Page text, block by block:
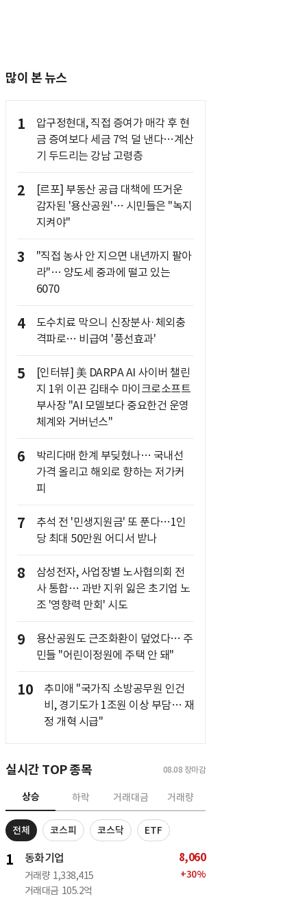
많이 본 뉴스
1
압구정현대, 직접 증여가 매각 후 현
금 증여보다 세금 7억 덜 낸다…계산
기 두드리는 강남 고령층
2
[르포] 부동산 공급 대책에 뜨거운
감자된 '용산공원'… 시민들은 "녹지
지켜야"
3
"직접 농사 안 지으면 내년까지 팔아
라"… 양도세 중과에 떨고 있는
6070
4
도수치료 막으니 신장분사·체외충
격파로… 비급여 '풍선효과'
5
[인터뷰] 美 DARPA AI 사이버 챌린
지 1위 이끈 김태수 마이크로소프트
부사장 "AI 모델보다 중요한건 운영
체계와 거버넌스"
6
박리다매 한계 부딪혔나… 국내선
가격 올리고 해외로 향하는 저가커
피
7
추석 전 '민생지원금' 또 푼다…1인
당 최대 50만원 어디서 받나
8
삼성전자, 사업장별 노사협의회 전
사 통합… 과반 지위 잃은 초기업 노
조 '영향력 만회' 시도
9
용산공원도 근조화환이 덮었다… 주
민들 "어린이정원에 주택 안 돼"
10
추미애 "국가직 소방공무원 인건
비, 경기도가 1조원 이상 부담… 재
정 개혁 시급"
실시간 TOP 종목 08.08 장마감
상승 하락 거래대금 거래량
전체 코스피 코스닥 ETF
1 동화기업
거래량 1,338,415
거래대금 105.2억
8,060
+30%